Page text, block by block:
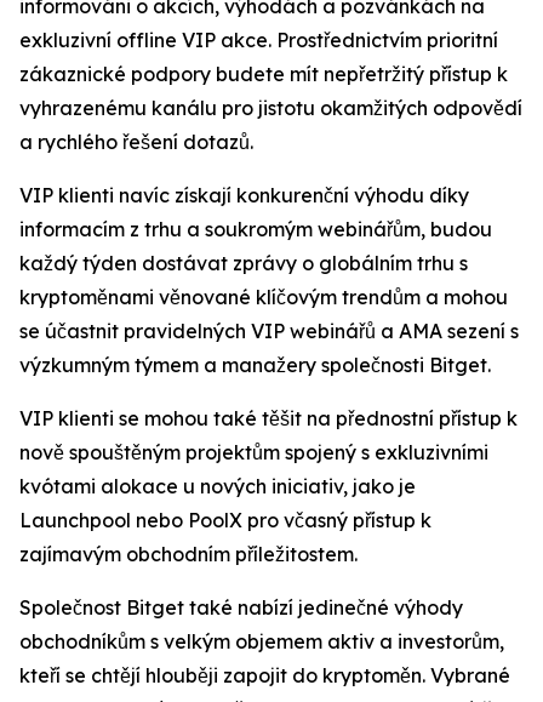
informováni o akcích, výhodách a pozvánkách na
exkluzivní offline VIP akce. Prostřednictvím prioritní
zákaznické podpory budete mít nepřetržitý přístup k
vyhrazenému kanálu pro jistotu okamžitých odpovědí
a rychlého řešení dotazů.
VIP klienti navíc získají konkurenční výhodu díky
informacím z trhu a soukromým webinářům, budou
každý týden dostávat zprávy o globálním trhu s
kryptoměnami věnované klíčovým trendům a mohou
se účastnit pravidelných VIP webinářů a AMA sezení s
výzkumným týmem a manažery společnosti Bitget.
VIP klienti se mohou také těšit na přednostní přístup k
nově spouštěným projektům spojený s exkluzivními
kvótami alokace u nových iniciativ, jako je
Launchpool nebo PoolX pro včasný přístup k
zajímavým obchodním příležitostem.
Společnost Bitget také nabízí jedinečné výhody
obchodníkům s velkým objemem aktiv a investorům,
kteří se chtějí hlouběji zapojit do kryptoměn. Vybrané